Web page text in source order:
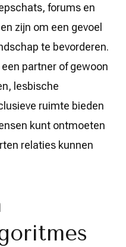
forums en
zijn om een gevoel
te bevorderen.
partner of gewoon
lesbische
ruimte bieden
kunt ontmoeten
relaties kunnen